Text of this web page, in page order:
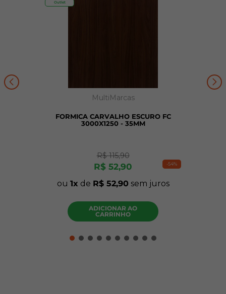
-54%
Outlet
MultiMarcas
FORMICA CARVALHO ESCURO FC
3000X1250 - 35MM
R$ 115,90
R$ 52,90
ou 1 de R$ 52,90 sem juros
ADICIONAR AO
CARRINHO